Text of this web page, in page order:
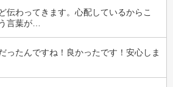
伝わってきます。心配しているからこ
言葉が…
ったんですね！良かったです！安心しま